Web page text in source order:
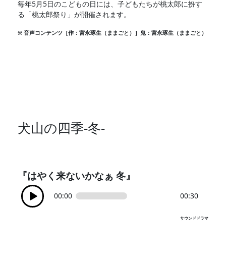
毎年5月5日のこどもの日には、子どもたちが桃太郎に扮す
る「桃太郎祭り」が開催されます。
※ 音声コンテンツ［作：宮永琢生（ままごと）］鬼：宮永琢生（ままごと）
犬山の四季-冬-
『はやく来ないかなぁ 冬』
00:00 00:30
サウンドドラマ